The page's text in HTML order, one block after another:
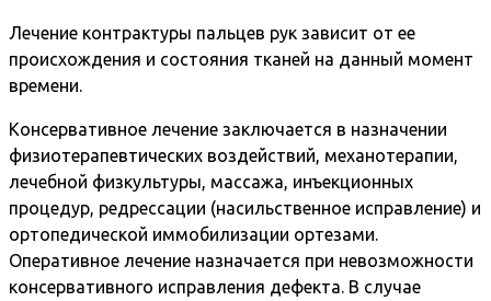
Лечение контрактуры пальцев рук зависит от ее
происхождения и состояния тканей на данный момент
времени.
Консервативное лечение заключается в назначении
физиотерапевтических воздействий, механотерапии,
лечебной физкультуры, массажа, инъекционных
процедур, редрессации (насильственное исправление) и
ортопедической иммобилизации ортезами.
Оперативное лечение назначается при невозможности
консервативного исправления дефекта. В случае